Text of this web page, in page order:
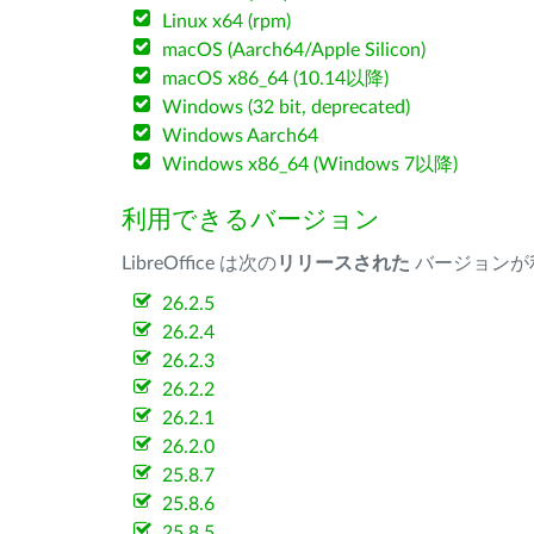
Linux x64 (rpm)
macOS (Aarch64/Apple Silicon)
macOS x86_64 (10.14以降)
Windows (32 bit, deprecated)
Windows Aarch64
Windows x86_64 (Windows 7以降)
利用できるバージョン
LibreOffice は次のリリースされた バージョンが
26.2.5
26.2.4
26.2.3
26.2.2
26.2.1
26.2.0
25.8.7
25.8.6